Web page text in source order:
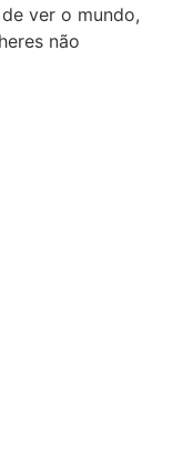
ver o mundo,
não